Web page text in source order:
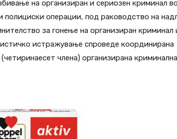
на организиран и сериозен криминал во
полициски операции, под раководство на
за гонење на организиран криминал
истражување спроведе координирана
члена) организирана